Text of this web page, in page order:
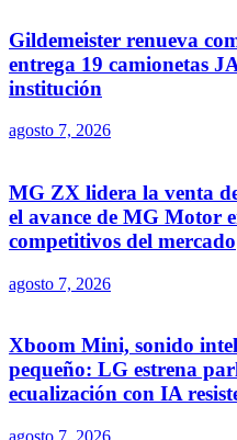
Gildemeister renueva
entrega 19 camionetas
institución
agosto 7, 2026
MG ZX lidera la venta
el avance de MG Motor
competitivos del mercado
agosto 7, 2026
Xboom Mini, sonido
pequeño: LG estrena
ecualización con IA